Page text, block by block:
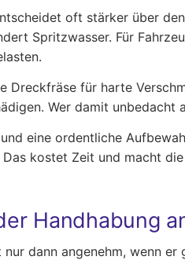
oft stärker über
Spritzwasser. Für
Dreckfräse für harte
Wer damit
eine ordentliche
kostet Zeit und macht
Handhabung
dann angenehm, wenn